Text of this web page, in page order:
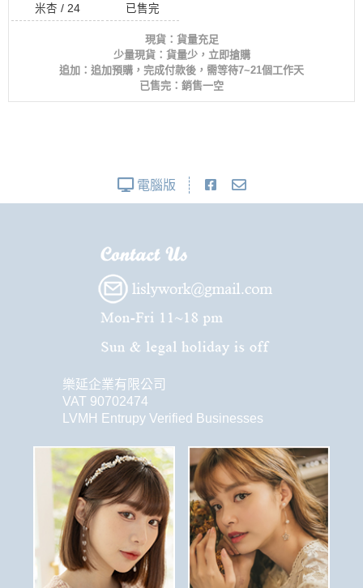
米杏 / 24 已售完
現貨：貨量充足
少量現貨：貨量少，立即搶購
追加：追加預購，完成付款後，需等待7~21個工作天
已售完：銷售一空
電腦版
樂延企業有限公司
VAT 90702474
LVMH Entrupy Verified Businesses